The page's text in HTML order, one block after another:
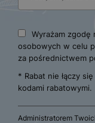
Wyrażam zgodę
osobowych w celu
za pośrednictwem
* Rabat nie łączy
kodami rabatowymi.
Administratorem